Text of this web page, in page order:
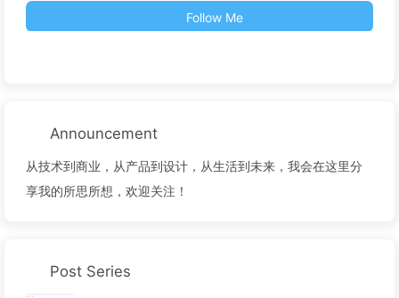
Follow Me
Announcement
从技术到商业，从产品到设计，从生活到未来，我会在这里分
享我的所思所想，欢迎关注！
Post Series